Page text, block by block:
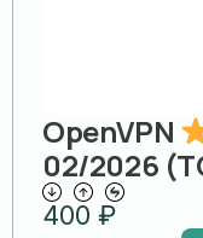
OpenVPN
02/2026
400 ₽